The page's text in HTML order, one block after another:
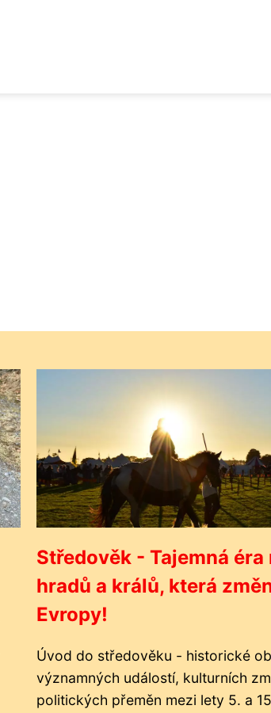
Středověk - Tajemná
hradů a králů, která
Evropy!
Úvod do středověku - historické
významných událostí, kulturních
politických přeměn mezi lety 5. a